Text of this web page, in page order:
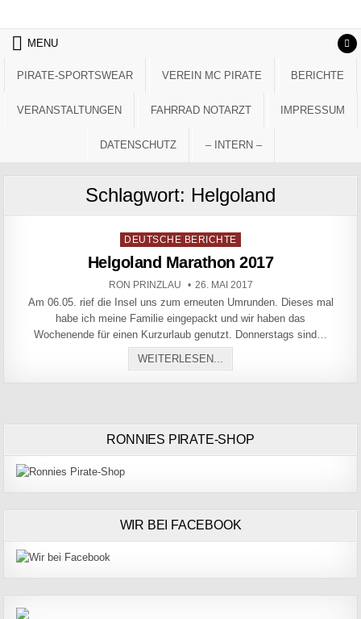
MENU
PIRATE-SPORTSWEAR VEREIN MC PIRATE BERICHTE
VERANSTALTUNGEN FAHRRAD NOTARZT IMPRESSUM
DATENSCHUTZ – INTERN –
Schlagwort: Helgoland
Posted in
DEUTSCHE BERICHTE
Helgoland Marathon 2017
AUTHOR:
RON PRINZLAU PUBLISHED DATE:
26. MAI 2017
Am 06.05. rief die Insel uns zum erneuten Umrunden. Dieses mal
habe ich meine Familie eingepackt und wir haben das
Wochenende für einen Kurzurlaub genutzt. Donnerstags sind…
WEITERLESEN...
RONNIES PIRATE-SHOP
WIR BEI FACEBOOK